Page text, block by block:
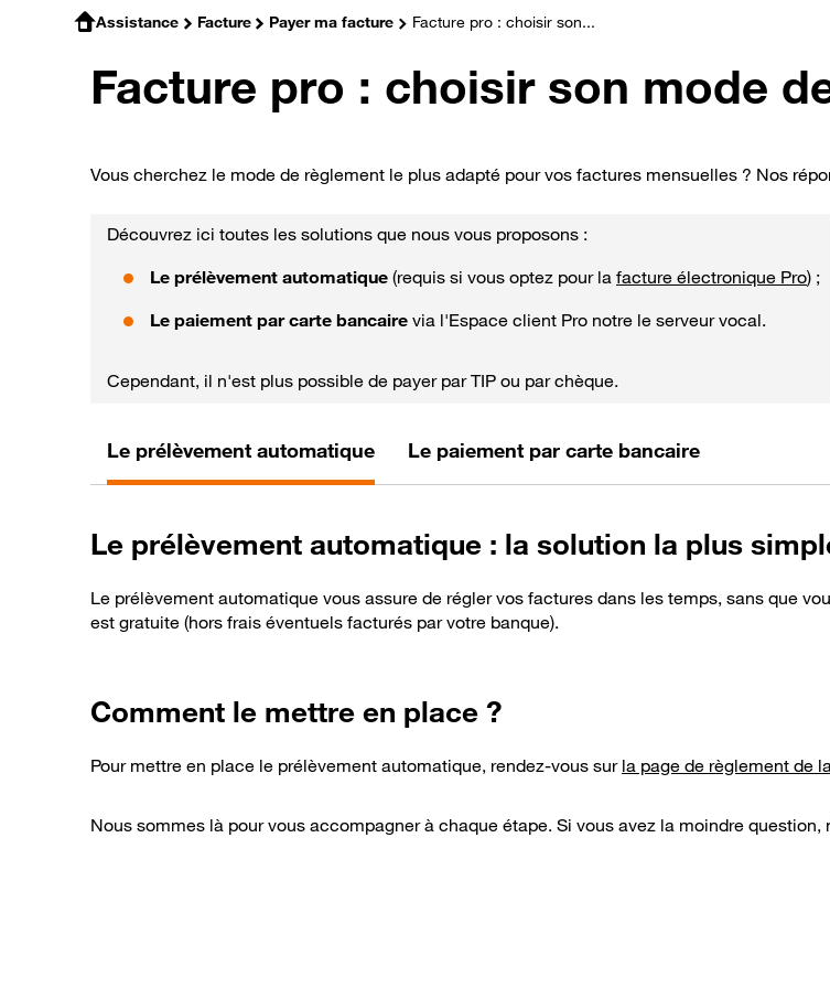
Assistance Facture Payer ma facture Facture pro : choisir son...
Facture pro : choisir son mode
Vous cherchez le mode de règlement le plus adapté pour vos factures mensuelles ? Nos
Découvrez ici toutes les solutions que nous vous proposons :
Le prélèvement automatique (requis si vous optez pour la facture électronique Pro) ;
Le paiement par carte bancaire via l'Espace client Pro notre le serveur vocal.
Cependant, il n'est plus possible de payer par TIP ou par chèque.
Le prélèvement automatique Le paiement par carte bancaire
Le prélèvement automatique : la solution la plus
Le prélèvement automatique vous assure de régler vos factures dans les temps, sans que
est gratuite (hors frais éventuels facturés par votre banque).
Comment le mettre en place ?
Pour mettre en place le prélèvement automatique, rendez-vous sur la page de règlement de
Nous sommes là pour vous accompagner à chaque étape. Si vous avez la moindre